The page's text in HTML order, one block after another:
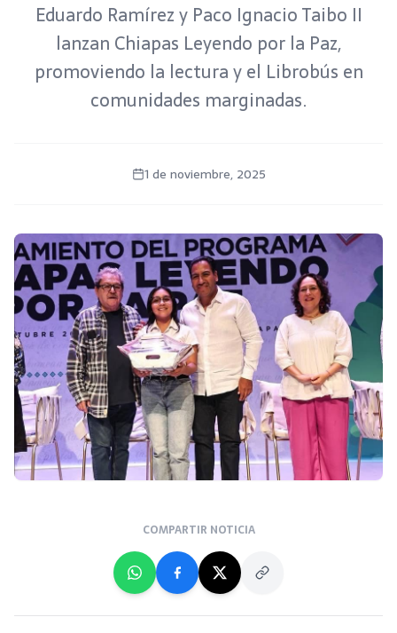
Eduardo Ramírez y Paco Ignacio Taibo II
lanzan Chiapas Leyendo por la Paz,
promoviendo la lectura y el Librobús en
comunidades marginadas.
1 de noviembre, 2025
COMPARTIR NOTICIA